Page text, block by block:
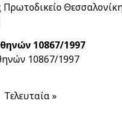
Πρωτοδικείο
10867/1997
10867/1997
page
Last page
Τελευταία »